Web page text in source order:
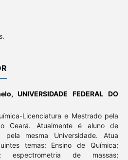
UNIVERSIDADE FEDERAL DO
Licenciatura e Mestrado pela
Ceará. Atualmente é aluno de
pela mesma Universidade. Atua
temas: Ensino de Química;
espectrometria de massas;